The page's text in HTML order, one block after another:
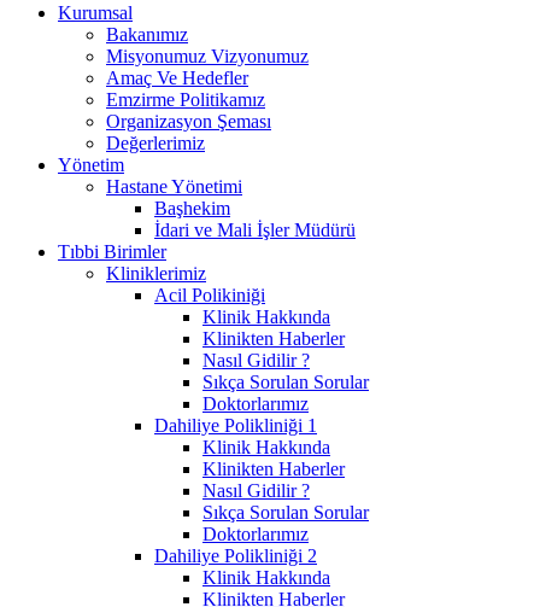
Kurumsal
Bakanımız
Misyonumuz Vizyonumuz
Amaç Ve Hedefler
Emzirme Politikamız
Organizasyon Şeması
Değerlerimiz
Yönetim
Hastane Yönetimi
Başhekim
İdari ve Mali İşler Müdürü
Tıbbi Birimler
Kliniklerimiz
Acil Polikiniği
Klinik Hakkında
Klinikten Haberler
Nasıl Gidilir ?
Sıkça Sorulan Sorular
Doktorlarımız
Dahiliye Polikliniği 1
Klinik Hakkında
Klinikten Haberler
Nasıl Gidilir ?
Sıkça Sorulan Sorular
Doktorlarımız
Dahiliye Polikliniği 2
Klinik Hakkında
Klinikten Haberler